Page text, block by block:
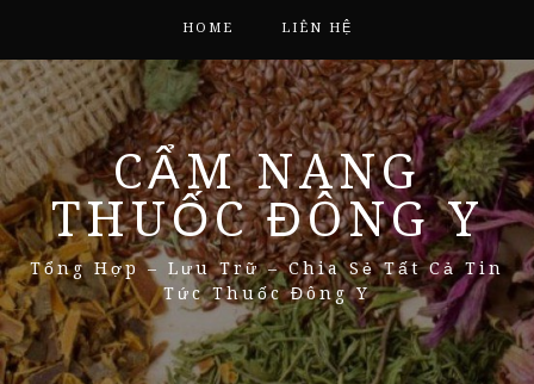
HOME LIÊN HỆ
CẨM NANG
THUỐC ĐÔNG Y
Tổng Hợp – Lưu Trữ – Chia Sẻ Tất Cả Tin
Tức Thuốc Đông Y